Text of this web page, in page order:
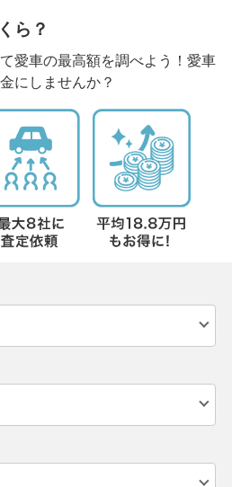
ら？
愛車の最高額を調べよう！愛車
にしませんか？